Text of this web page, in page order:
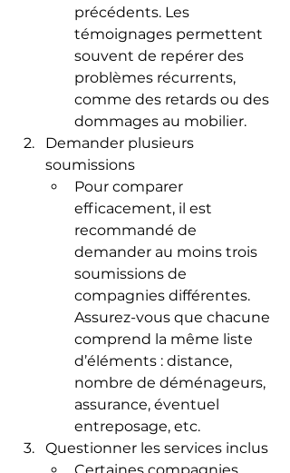
précédents. Les
témoignages permettent
souvent de repérer des
problèmes récurrents,
comme des retards ou des
dommages au mobilier.
Demander plusieurs
soumissions
Pour comparer
efficacement, il est
recommandé de
demander au moins trois
soumissions de
compagnies différentes.
Assurez-vous que chacune
comprend la même liste
d’éléments : distance,
nombre de déménageurs,
assurance, éventuel
entreposage, etc.
Questionner les services inclus